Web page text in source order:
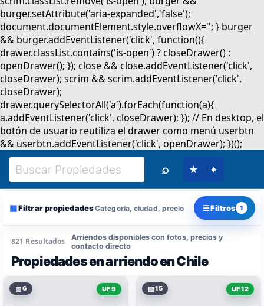
⌕ ★ ⌖
▦Filtrar propiedadesCategoría, ciudad, precio ☰Filtros 1
821 Resultados
Propiedades en arriendo en Chile
Arriendos disponibles con fotos, precios y
contacto directo
▧6 UF 9 ▧15 UF 12